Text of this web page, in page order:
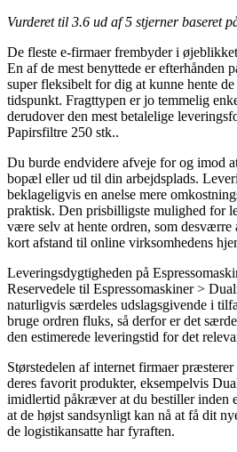
Vurderet til 3.6 ud af 5 stjerner baseret
De fleste e-firmaer frembyder i
En af de mest benyttede er efterhånden
super fleksibelt for dig at kunne hente
tidspunkt. Fragttypen er jo temmelig
derudover den mest betalelige
Papirsfiltre 250 stk..
Du burde endvidere afveje for og imod
bopæl eller ud til din arbejdsplads.
beklageligvis en anelse mere
praktisk. Den prisbilligste mulighed for
være selv at hente ordren, som
kort afstand til online virksomhedens
Leveringsdygtigheden på
Reservedele til Espressomaskiner >
naturligvis særdeles udslagsgivende i
bruge ordren fluks, så derfor er det
den estimerede leveringstid for det
Størstedelen af internet firmaer
deres favorit produkter, eksempelvis
imidlertid påkræver at du bestiller inden
at de højst sandsynligt kan nå at få dit
de logistikansatte har fyraften.